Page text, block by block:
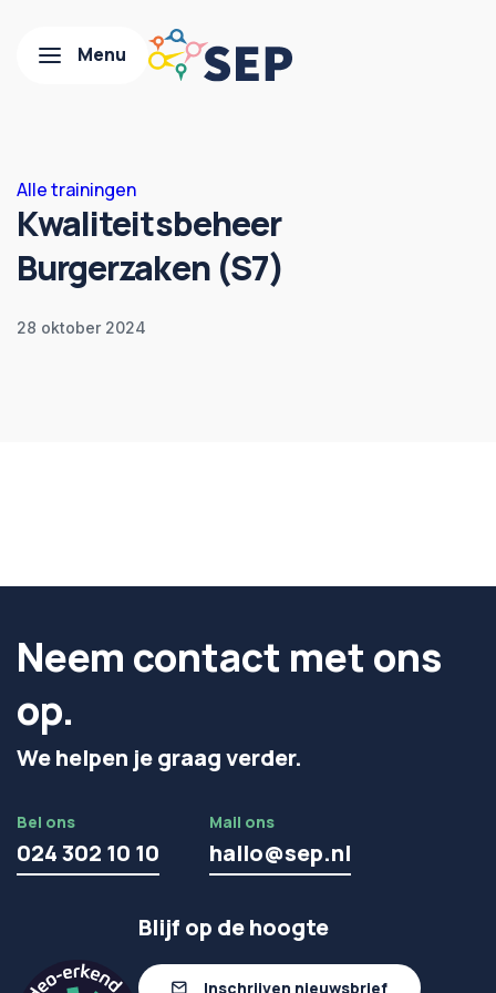
Alle trainingen
Kwaliteitsbeheer
Burgerzaken (S7)
28 oktober 2024
Neem contact met ons
op.
We helpen je graag verder.
Bel ons
024 302 10 10
Mail ons
hallo@sep.nl
Blijf op de hoogte
Inschrijven nieuwsbrief